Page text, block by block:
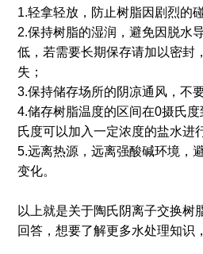
1.轻拿轻放，防止树脂因剧烈的
2.保持树脂的湿润，避免因脱水
低，若需要长期保存请加以密封
失；
3.保持储存场所的阴凉通风，不
4.储存树脂温度的区间在0摄氏
氏度可以加入一定浓度的盐水进
5.远离热源，远离强酸碱环境，
变化。
以上就是关于陶氏阴离子交换树
回答，想要了解更多水处理知识